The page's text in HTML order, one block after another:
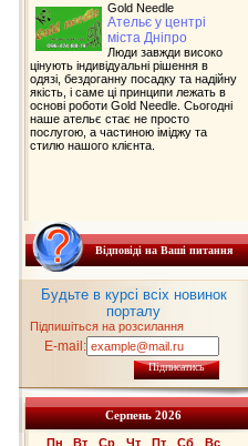
Gold Needle
Ательє у центрі
міста Дніпро
Люди завжди високо
цінують індивідуальні рішення в
одязі, бездоганну посадку та надійну
якість, і саме ці принципи лежать в
основі роботи Gold Needle. Сьогодні
наше ательє стає не просто
послугою, а частиною іміджу та
стилю нашого клієнта.
Відповіді на Ваші питання
Будьте в курсі всіх новинок
порталу
Підпишіться на розсилання
E-mail:
Підписатись
Серпень 2026
Пн Вт Ср Чт Пт Сб Вс